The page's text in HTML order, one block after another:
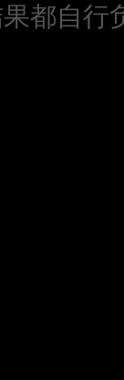
都自行